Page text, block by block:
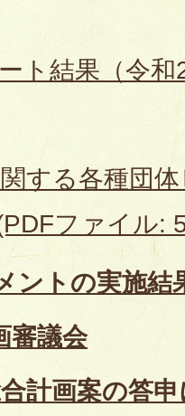
ト結果（令
する各種団
ファイル:
ントの実施結
審議会
計画案の答